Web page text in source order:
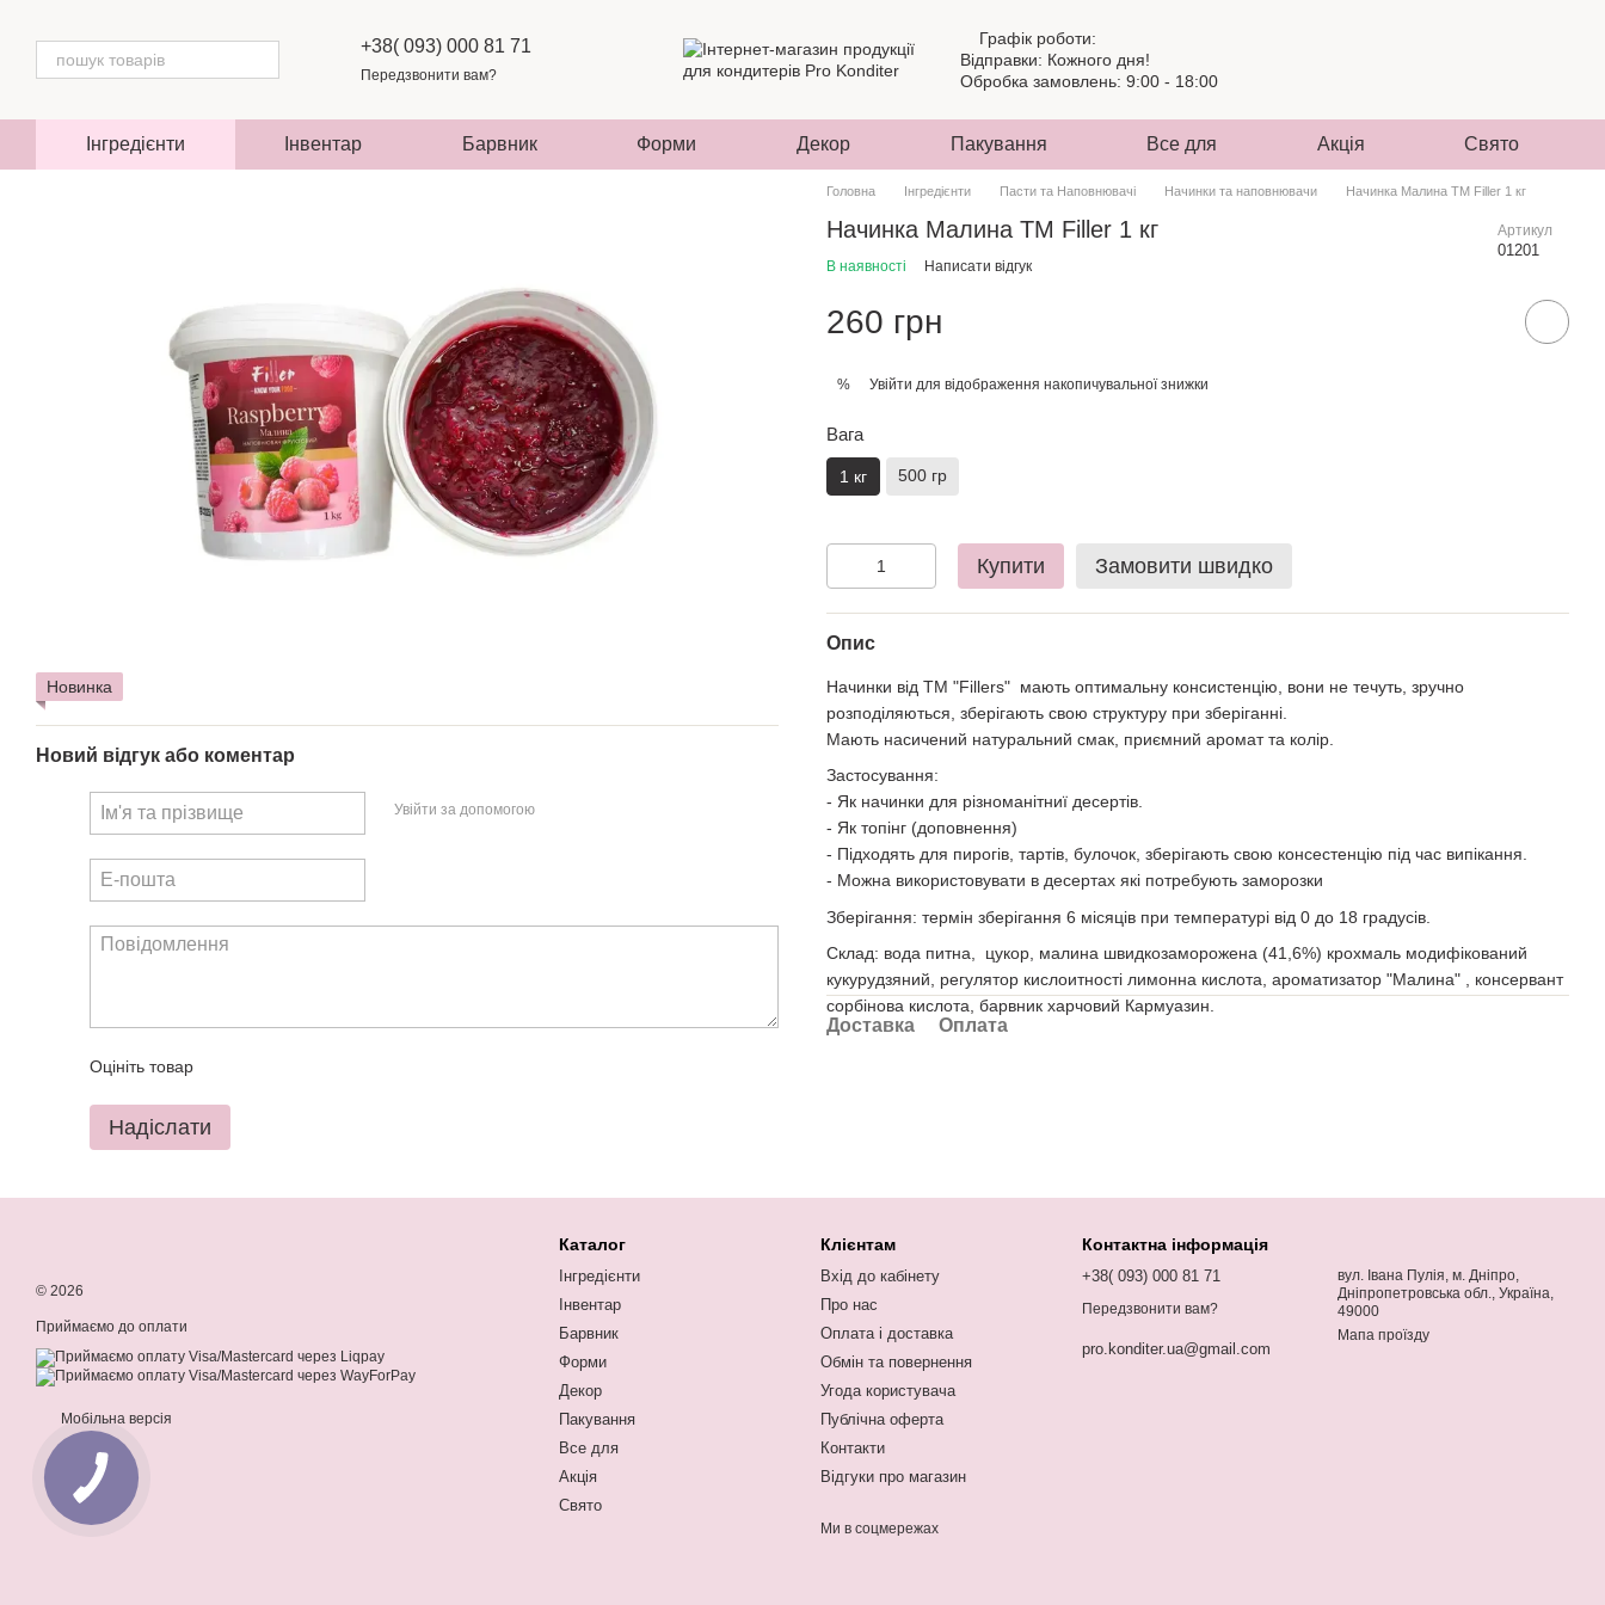
+38( 093) 000 81 71
Передзвонити вам?
Графік роботи:
Відправки: Кожного дня!
Обробка замовлень: 9:00 - 18:00
Інгредієнти Інвентар Барвник Форми Декор Пакування Все для Акція Свято
Новинка
Новий відгук або коментар
Увійти за допомогою
Оцініть товар
Надіслати
Головна Інгредієнти Пасти та Наповнювачі Начинки та наповнювачи Начинка Малина ТМ Filler 1 кг
Начинка Малина ТМ Filler 1 кг Артикул
01201
В наявності Написати відгук
260 грн
% Увійти для відображення накопичувальної знижки
Вага
1 кг 500 гр
Купити Замовити швидко
Опис
Начинки від ТМ "Fillers" мають оптимальну консистенцію, вони не течуть, зручно
розподіляються, зберігають свою структуру при зберіганні.
Мають насичений натуральний смак, приємний аромат та колір.
Застосування:
- Як начинки для різноманітниї десертів.
- Як топінг (доповнення)
- Підходять для пирогів, тартів, булочок, зберігають свою консестенцію під час випікання.
- Можна використовувати в десертах які потребують заморозки
Зберігання: термін зберігання 6 місяців при температурі від 0 до 18 градусів.
Склад: вода питна, цукор, малина швидкозаморожена (41,6%) крохмаль модифікований
кукурудзяний, регулятор кислоитності лимонна кислота, ароматизатор "Малина" , консервант
сорбінова кислота, барвник харчовий Кармуазин.
Доставка Оплата
© 2026
Приймаємо до оплати
Мобільна версія
Каталог
Інгредієнти
Інвентар
Барвник
Форми
Декор
Пакування
Все для
Акція
Свято
Клієнтам
Вхід до кабінету
Про нас
Оплата і доставка
Обмін та повернення
Угода користувача
Публічна оферта
Контакти
Відгуки про магазин
Ми в соцмережах
Контактна інформація
+38( 093) 000 81 71
Передзвонити вам?
pro.konditer.ua@gmail.com
вул. Івана Пулія, м. Дніпро,
Дніпропетровська обл., Україна,
49000
Мапа проїзду